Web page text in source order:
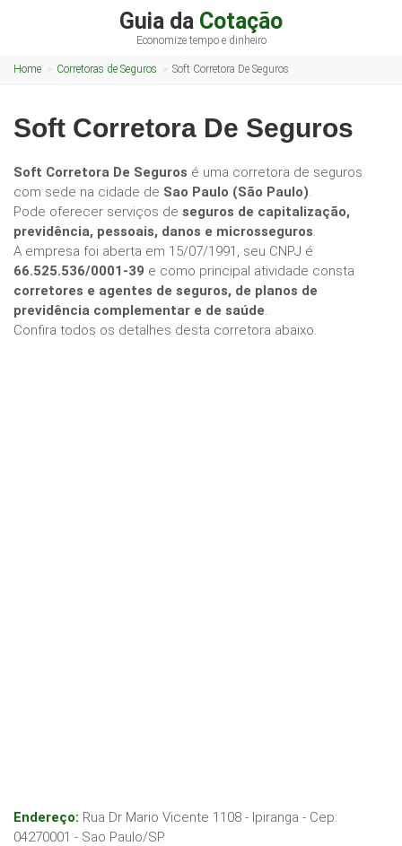
Guia da Cotação
Economize tempo e dinheiro
Home Corretoras de Seguros Soft Corretora De Seguros
Soft Corretora De Seguros
Soft Corretora De Seguros é uma corretora de seguros
com sede na cidade de Sao Paulo (São Paulo).
Pode oferecer serviços de seguros de capitalização,
previdência, pessoais, danos e microsseguros.
A empresa foi aberta em 15/07/1991, seu CNPJ é
66.525.536/0001-39 e como principal atividade consta
corretores e agentes de seguros, de planos de
previdência complementar e de saúde.
Confira todos os detalhes desta corretora abaixo.
Endereço: Rua Dr Mario Vicente 1108 - Ipiranga - Cep:
04270001 - Sao Paulo/SP